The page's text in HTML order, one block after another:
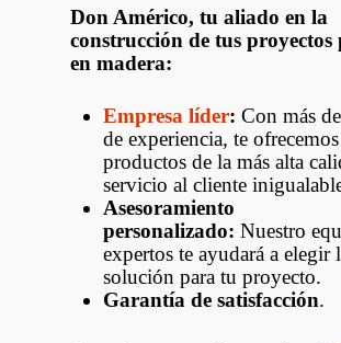
Don Américo, tu aliado en la
construcción de tus proyectos
en madera:
Empresa líder: Con más
de experiencia, te ofrecemos
productos de la más alta
servicio al cliente
Asesoramiento
personalizado: Nuestro
expertos te ayudará a elegir
solución para tu proyecto.
Garantía de satisfacción.